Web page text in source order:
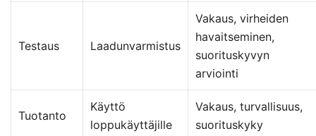
Testaus Laadunvarmistus
Vakaus, virheiden
havaitseminen,
suorituskyvyn
arviointi
Tuotanto
Käyttö
loppukäyttäjille
Vakaus, turvallisuus,
suorituskyky